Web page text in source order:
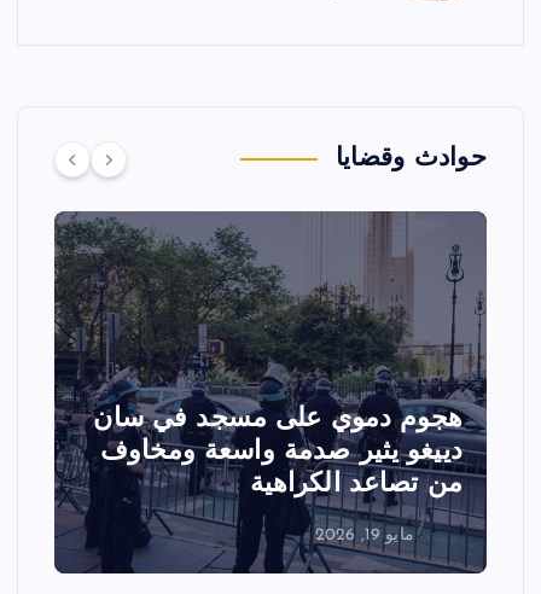
حوادث وقضايا
على مسجد في سان
صدمة واسعة ومخاوف
الكراهية
تصادم
عرض جوي في
الفعاليات